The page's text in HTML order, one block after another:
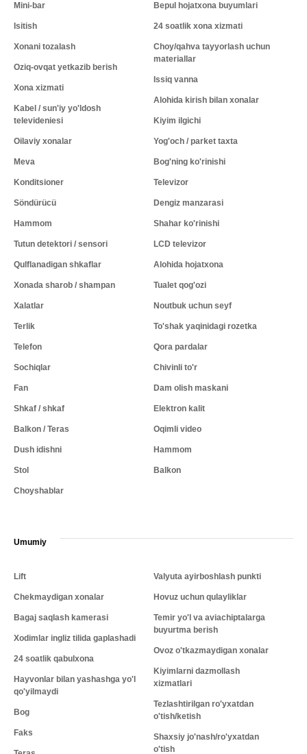
Mini-bar
Isitish
Xonani tozalash
Oziq-ovqat yetkazib berish
Xona xizmati
Kabel / sun'iy yo'ldosh
televideniesi
Oilaviy xonalar
Meva
Konditsioner
Söndürücü
Hammom
Tutun detektori / sensori
Qulflanadigan shkaflar
Xonada sharob / shampan
Xalatlar
Terlik
Telefon
Sochiqlar
Fan
Shkaf / shkaf
Balkon / Teras
Dush idishni
Stol
Choyshablar
Bepul hojatxona buyumlari
24 soatlik xona xizmati
Choy/qahva tayyorlash uchun
materiallar
Issiq vanna
Alohida kirish bilan xonalar
Kiyim ilgichi
Yog'och / parket taxta
Bog'ning ko'rinishi
Televizor
Dengiz manzarasi
Shahar ko'rinishi
LCD televizor
Alohida hojatxona
Tualet qog'ozi
Noutbuk uchun seyf
To'shak yaqinidagi rozetka
Qora pardalar
Chivinli to'r
Dam olish maskani
Elektron kalit
Oqimli video
Hammom
Balkon
Umumiy
Lift
Chekmaydigan xonalar
Bagaj saqlash kamerasi
Xodimlar ingliz tilida gaplashadi
24 soatlik qabulxona
Hayvonlar bilan yashashga yo'l
qo'yilmaydi
Bog
Faks
Valyuta ayirboshlash punkti
Hovuz uchun qulayliklar
Temir yo'l va aviachiptalarga
buyurtma berish
Ovoz o'tkazmaydigan xonalar
Kiyimlarni dazmollash
xizmatlari
Tezlashtirilgan ro'yxatdan
o'tish/ketish
Shaxsiy jo'nash/ro'yxatdan
o'tish